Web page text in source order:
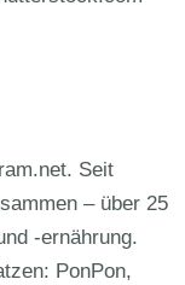
Seit
– über 25
-ernährung.
PonPon,